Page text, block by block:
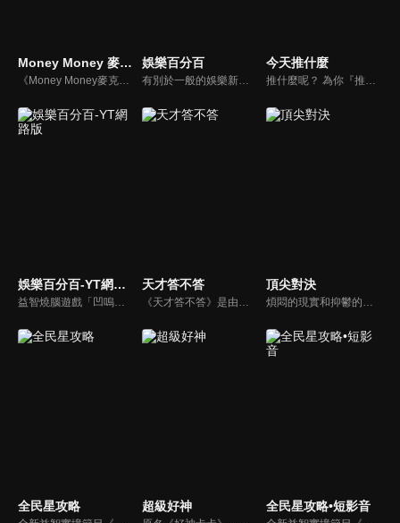
Money Money 麥克瘋 娛樂百分百
有別於一般的娛樂新聞播報，透過遊戲、粉絲互動認識大明星們的真性情，歌唱單元讓你享受歌手們天籟般的歌聲，各式專題報導是為最佳懶人包，掌握最新娛樂動態，求新求變的節目單元刺激你的感官、滿足你的視覺，帶給你滿滿的歡笑，洗去整日的疲憊！
今天推什麼
娛樂百分百-YT網路版
益智燒腦遊戲「凹嗚狼人殺」激發你的邏輯推理能力，偶像巨星雲集，全球娛樂資訊，一手掌握不脫節！2025全新升級改版，盡在《娛樂百分百-YT網路版》！
天才答不答
《天才答不答》是由吳宗憲和吳怡霈共同主持的益智節目。節目設立高額的獎金來考驗藝人們真實的人性，同時將題目立體化，讓你身歷其境去冒險答題。更有哪些出乎意料的處罰，讓藝人羞愧的不想再答錯！一個最接近「人性」與「真實」的益智節目，現在就讓吳宗憲帶你輕鬆玩轉知識。
頂尖對決
煩悶的現實和抑鬱的社會，你需要的就是笑、大聲笑、開口笑，《頂尖對決》就要你笑到落ㄟ骸，最具綜藝實力的庹宗康，和喜感十足的納豆各自領軍對抗，藝人搞笑pk笑果十足，《頂尖對決》讓你忘掉一週煩惱！
全民星攻略 超級好神 全民星攻略•短影音